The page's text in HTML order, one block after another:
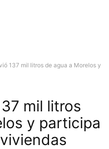
137 mil litros de agua a Morelos y
mil litros
y participa